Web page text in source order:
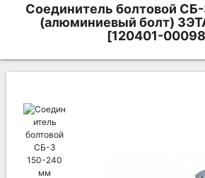
Соединитель болтовой
(алюминиевый болт)
[120401-